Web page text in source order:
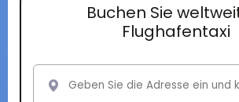
Buchen Sie
Flughafentaxi